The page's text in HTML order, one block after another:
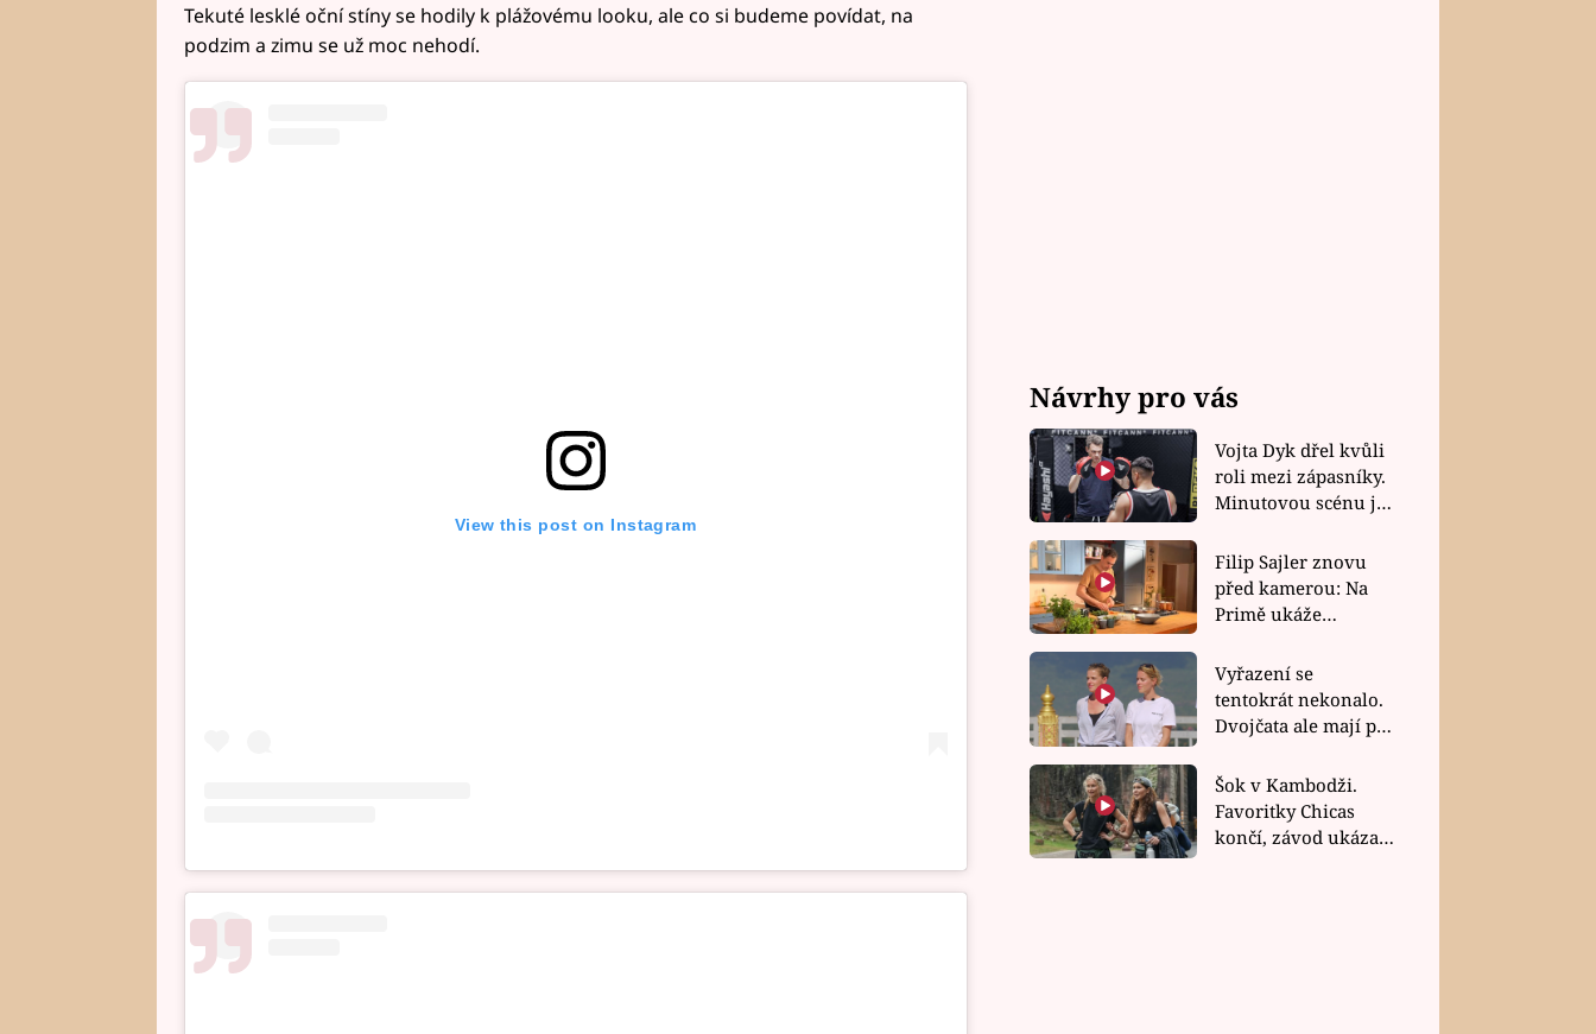
Tekuté lesklé oční stíny se hodily k plážovému looku, ale co si budeme povídat, na
podzim a zimu se už moc nehodí.
View this post on Instagram
Návrhy pro vás
Vojta Dyk dřel kvůli
roli mezi zápasníky.
Minutovou scénu jel
Filip Sajler znovu
před kamerou: Na
Primě ukáže
rychlé recepty
Vyřazení se
tentokrát nekonalo.
Dvojčata ale mají po
závodu nůž na krku
Šok v Kambodži.
Favoritky Chicas
končí, závod ukázal